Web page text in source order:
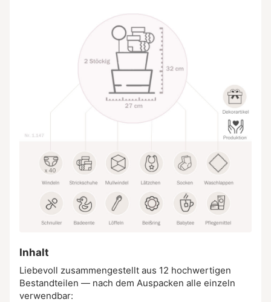
Inhalt
Liebevoll zusammengestellt aus 12 hochwertigen
Bestandteilen — nach dem Auspacken alle einzeln
verwendbar: